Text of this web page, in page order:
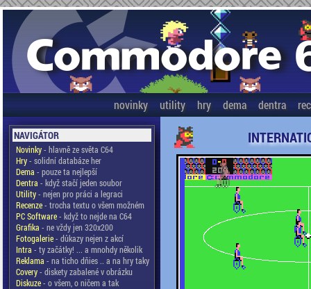
novinky utility hry dema dentra
NAVIGÁTOR
Novinky- hlavně ze světa C64
Hry- solidní databáze her
Dema - pouze ta nejlepší
Dentra - když stačí jeden soubor
Utility- nejen pro práci a legraci
Recenze- trocha textu o všem možném
PC Software- když to nejde na C64
Grafika - ne vždy jen 320x200
Fotogalerie- důkazy nejen z akcí
Intra - ty začátky! ... a mnohdy několik
Reklama - na ticho dňies .. a na hry taky
Covery- diskety zabalené v obrázku
Diskuze- o všem, o ničem a tak